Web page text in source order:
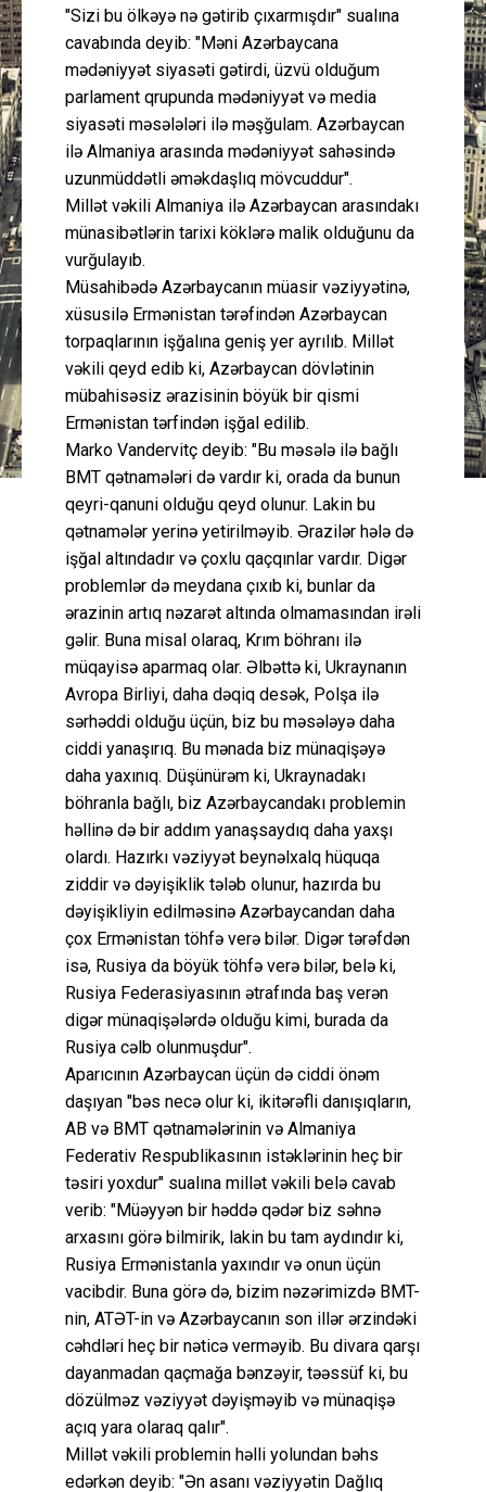
"Sizi bu ölkəyə nə gətirib çıxarmışdır" sualına
cavabında deyib: "Məni Azərbaycana
mədəniyyət siyasəti gətirdi, üzvü olduğum
parlament qrupunda mədəniyyət və media
siyasəti məsələləri ilə məşğulam. Azərbaycan
ilə Almaniya arasında mədəniyyət sahəsində
uzunmüddətli əməkdaşlıq mövcuddur".
Millət vəkili Almaniya ilə Azərbaycan arasındakı
münasibətlərin tarixi köklərə malik olduğunu da
vurğulayıb.
Müsahibədə Azərbaycanın müasir vəziyyətinə,
xüsusilə Ermənistan tərəfindən Azərbaycan
torpaqlarının işğalına geniş yer ayrılıb. Millət
vəkili qeyd edib ki, Azərbaycan dövlətinin
mübahisəsiz ərazisinin böyük bir qismi
Ermənistan tərfindən işğal edilib.
Marko Vandervitç deyib: "Bu məsələ ilə bağlı
BMT qətnamələri də vardır ki, orada da bunun
qeyri-qanuni olduğu qeyd olunur. Lakin bu
qətnamələr yerinə yetirilməyib. Ərazilər hələ də
işğal altındadır və çoxlu qaçqınlar vardır. Digər
problemlər də meydana çıxıb ki, bunlar da
ərazinin artıq nəzarət altında olmamasından irəli
gəlir. Buna misal olaraq, Krım böhranı ilə
müqayisə aparmaq olar. Əlbəttə ki, Ukraynanın
Avropa Birliyi, daha dəqiq desək, Polşa ilə
sərhəddi olduğu üçün, biz bu məsələyə daha
ciddi yanaşırıq. Bu mənada biz münaqişəyə
daha yaxınıq. Düşünürəm ki, Ukraynadakı
böhranla bağlı, biz Azərbaycandakı problemin
həllinə də bir addım yanaşsaydıq daha yaxşı
olardı. Hazırkı vəziyyət beynəlxalq hüquqa
ziddir və dəyişiklik tələb olunur, hazırda bu
dəyişikliyin edilməsinə Azərbaycandan daha
çox Ermənistan töhfə verə bilər. Digər tərəfdən
isə, Rusiya da böyük töhfə verə bilər, belə ki,
Rusiya Federasiyasının ətrafında baş verən
digər münaqişələrdə olduğu kimi, burada da
Rusiya cəlb olunmuşdur".
Aparıcının Azərbaycan üçün də ciddi önəm
daşıyan "bəs necə olur ki, ikitərəfli danışıqların,
AB və BMT qətnamələrinin və Almaniya
Federativ Respublikasının istəklərinin heç bir
təsiri yoxdur" sualına millət vəkili belə cavab
verib: "Müəyyən bir həddə qədər biz səhnə
arxasını görə bilmirik, lakin bu tam aydındır ki,
Rusiya Ermənistanla yaxındır və onun üçün
vacibdir. Buna görə də, bizim nəzərimizdə BMT-
nin, ATƏT-in və Azərbaycanın son illər ərzindəki
cəhdləri heç bir nəticə verməyib. Bu divara qarşı
dayanmadan qaçmağa bənzəyir, təəssüf ki, bu
dözülməz vəziyyət dəyişməyib və münaqişə
açıq yara olaraq qalır".
Millət vəkili problemin həlli yolundan bəhs
edərkən deyib: "Ən asanı vəziyyətin Dağlıq